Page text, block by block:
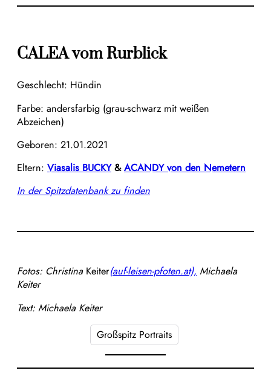
CALEA vom Rurblick
Geschlecht: Hündin
Farbe: andersfarbig (grau-schwarz mit weißen
Abzeichen)
Geboren: 21.01.2021
Eltern: Viasalis BUCKY&ACANDY von den Nemetern
In der Spitzdatenbank zu finden
Fotos: Christina Keiter(auf-leisen-pfoten.at), Michaela
Keiter
Text: Michaela Keiter
Großspitz Portraits